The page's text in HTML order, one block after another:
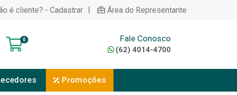
é cliente? - Cadastrar | Área do Representante
0 Fale Conosco
(62) 4014-4700
Promoções